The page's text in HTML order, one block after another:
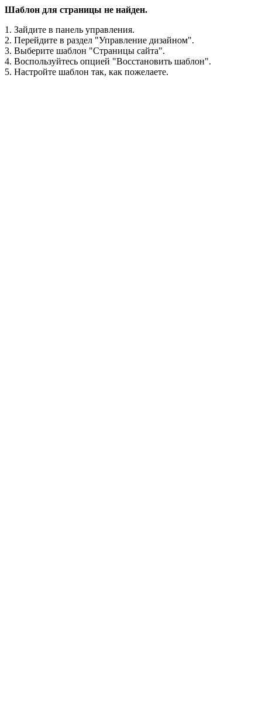
Шаблон для страницы не найден.
1. Зайдите в панель управления.
2. Перейдите в раздел "Управление дизайном".
3. Выберите шаблон "Страницы сайта".
4. Воспользуйтесь опцией "Восстановить шаблон".
5. Настройте шаблон так, как пожелаете.